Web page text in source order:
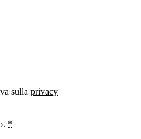
sulla privacy
*